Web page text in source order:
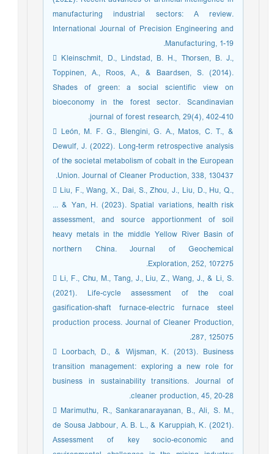
manufacturing industrial sectors: A review.
International Journal of Precision Engineering and
Manufacturing, 1-19.
 Kleinschmit, D., Lindstad, B. H., Thorsen, B. J.,
Toppinen, A., Roos, A., & Baardsen, S. (2014).
Shades of green: a social scientific view on
bioeconomy in the forest sector. Scandinavian
journal of forest research, 29(4), 402-410.
 León, M. F. G., Blengini, G. A., Matos, C. T., &
Dewulf, J. (2022). Long-term retrospective analysis
of the societal metabolism of cobalt in the European
Union. Journal of Cleaner Production, 338, 130437.
 Liu, F., Wang, X., Dai, S., Zhou, J., Liu, D., Hu, Q.,
... & Yan, H. (2023). Spatial variations, health risk
assessment, and source apportionment of soil
heavy metals in the middle Yellow River Basin of
northern China. Journal of Geochemical
Exploration, 252, 107275.
 Li, F., Chu, M., Tang, J., Liu, Z., Wang, J., & Li, S.
(2021). Life-cycle assessment of the coal
gasification-shaft furnace-electric furnace steel
production process. Journal of Cleaner Production,
287, 125075.
 Loorbach, D., & Wijsman, K. (2013). Business
transition management: exploring a new role for
business in sustainability transitions. Journal of
cleaner production, 45, 20-28.
 Marimuthu, R., Sankaranarayanan, B., Ali, S. M.,
de Sousa Jabbour, A. B. L., & Karuppiah, K. (2021).
Assessment of key socio-economic and